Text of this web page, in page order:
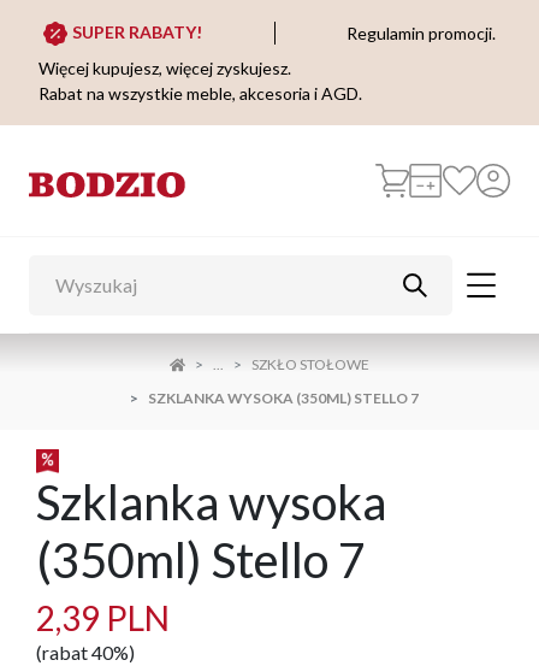
SUPER RABATY!
Regulamin promocji.
Więcej kupujesz, więcej zyskujesz.
Rabat na wszystkie meble, akcesoria i AGD.
...
SZKŁO STOŁOWE
SZKLANKA WYSOKA (350ML) STELLO 7
Szklanka wysoka
(350ml) Stello 7
2,39 PLN
(rabat 40%)